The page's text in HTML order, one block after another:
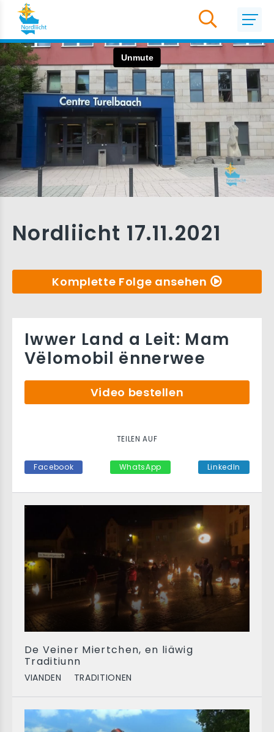
Nordliicht 17.11.2021
Komplette Folge ansehen
De Veiner Miertchen, en liäwig
Traditiunn
VIANDEN TRADITIONEN
Iwwer Land a Leit: Mam
Vëlomobil ënnerwee
Video bestellen
TEILEN AUF
Facebook WhatsApp LinkedIn